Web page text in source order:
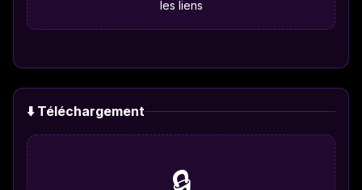
les liens
⬇️ Téléchargement